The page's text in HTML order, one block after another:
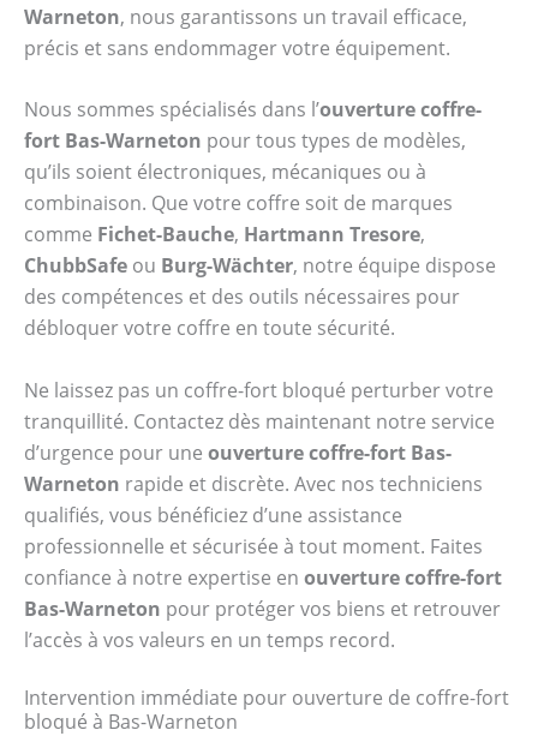
Warneton, nous garantissons un travail efficace,
précis et sans endommager votre équipement.
Nous sommes spécialisés dans l’ouverture coffre-
fort Bas-Warneton pour tous types de modèles,
qu’ils soient électroniques, mécaniques ou à
combinaison. Que votre coffre soit de marques
comme Fichet-Bauche, Hartmann Tresore,
ChubbSafe ou Burg-Wächter, notre équipe dispose
des compétences et des outils nécessaires pour
débloquer votre coffre en toute sécurité.
Ne laissez pas un coffre-fort bloqué perturber votre
tranquillité. Contactez dès maintenant notre service
d’urgence pour une ouverture coffre-fort Bas-
Warneton rapide et discrète. Avec nos techniciens
qualifiés, vous bénéficiez d’une assistance
professionnelle et sécurisée à tout moment. Faites
confiance à notre expertise en ouverture coffre-fort
Bas-Warneton pour protéger vos biens et retrouver
l’accès à vos valeurs en un temps record.
Intervention immédiate pour ouverture de coffre-fort
bloqué à Bas-Warneton